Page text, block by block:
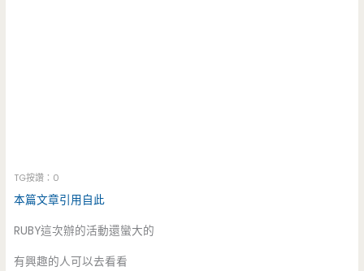
TG按讚：0
本篇文章引用自此
RUBY這次辦的活動還蠻大的
有興趣的人可以去看看